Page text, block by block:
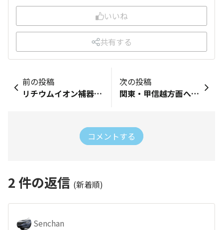
いいね
共有する
前の投稿
リチウムイオン補器バッテリーに関してのユーザー意見
次の投稿
関東・甲信越方面へ遠征
コメントする
2 件の返信 (新着順)
Senchan